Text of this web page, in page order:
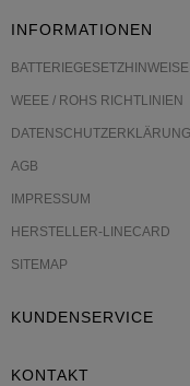
INFORMATIONEN
WEEE / ROHS RICHTLINIEN
DATENSCHUTZERKLÄRUNG
AGB
IMPRESSUM
HERSTELLER-LINECARD
SITEMAP
KUNDENSERVICE
KONTAKT